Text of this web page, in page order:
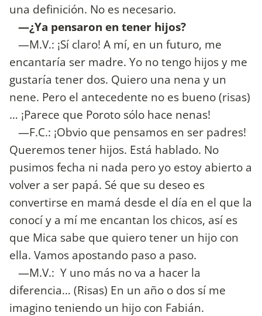
una definición. No es necesario.
—¿Ya pensaron en tener hijos?
—M.V.: ¡Sí claro! A mí, en un futuro, me
encantaría ser madre. Yo no tengo hijos y me
gustaría tener dos. Quiero una nena y un
nene. Pero el antecedente no es bueno (risas)
… ¡Parece que Poroto sólo hace nenas!
—F.C.: ¡Obvio que pensamos en ser padres!
Queremos tener hijos. Está hablado. No
pusimos fecha ni nada pero yo estoy abierto a
volver a ser papá. Sé que su deseo es
convertirse en mamá desde el día en el que la
conocí y a mí me encantan los chicos, así es
que Mica sabe que quiero tener un hijo con
ella. Vamos apostando paso a paso.
—M.V.: Y uno más no va a hacer la
diferencia… (Risas) En un año o dos sí me
imagino teniendo un hijo con Fabián.